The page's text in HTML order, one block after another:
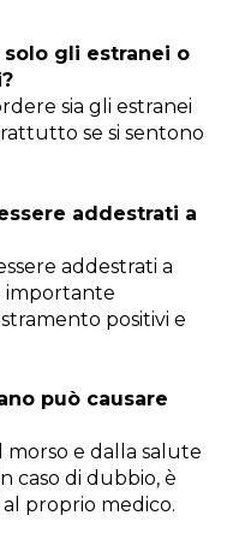
solo gli estranei o
sia gli estranei
se si sentono
addestrati a
addestrati a
importante
positivi e
può causare
e dalla salute
caso di dubbio, è
proprio medico.